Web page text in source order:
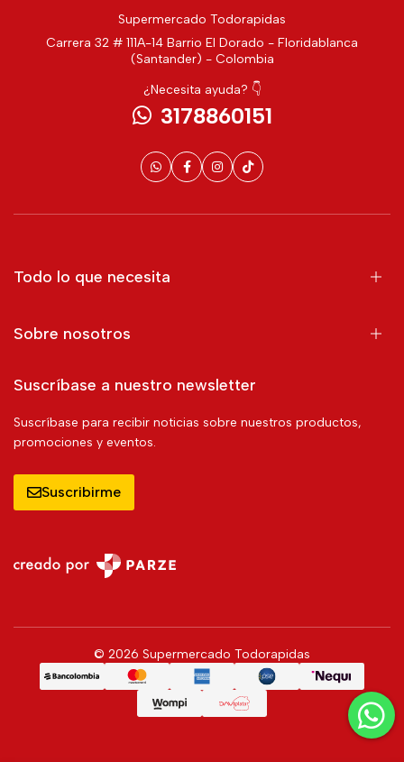
Supermercado Todorapidas
Carrera 32 # 111A-14 Barrio El Dorado - Floridablanca
(Santander) - Colombia
¿Necesita ayuda? 👇
3178860151
Todo lo que necesita
Sobre nosotros
Suscríbase a nuestro newsletter
Suscríbase para recibir noticias sobre nuestros productos,
promociones y eventos.
Suscribirme
© 2026 Supermercado Todorapidas